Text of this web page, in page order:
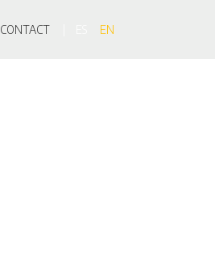
CONTACT EN